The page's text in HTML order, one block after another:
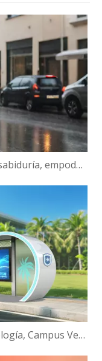
Caso Hanbang | Nueva visión de sabiduría, empoderamiento global de la tecnología de visualización inteligente de Hanbang
Impulsado por la ciencia y la tecnología, Campus Verde | ¡Hanbang Intelligence trabaja con la Universidad de Hainan para construir una nueva ecología de viajes inteligentes!